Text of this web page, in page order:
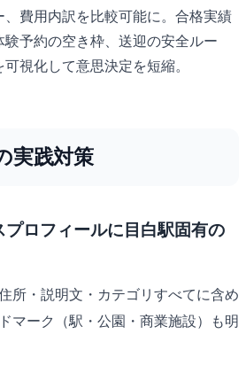
、費用内訳を比較可能に。合格実績
予約の空き枠、送迎の安全ルー
可視化して意思決定を短縮。
実践対策
プロフィールに目白駅固有の
所・説明文・カテゴリすべてに含め
マーク（駅・公園・商業施設）も明